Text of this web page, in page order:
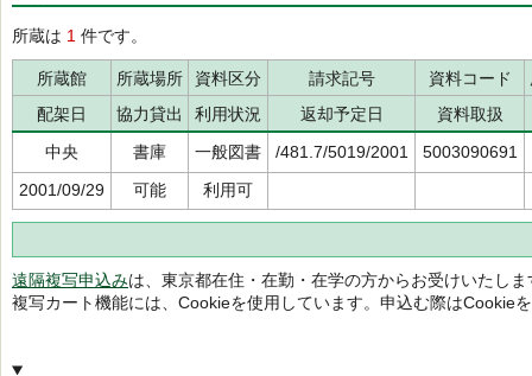
所蔵は 1 件です。
所蔵館 所蔵場所 資料区分 請求記号 資料コード
配架日
協力貸出 利用状況 返却予定日
資料取扱
中央
書庫 一般図書 /481.7/5019/2001
5003090691
2001/09/29
可能 利用可
遠隔複写申込みは、東京都在住・在勤・在学の方からお受けいたしま
複写カート機能には、Cookieを使用しています。申込む際はCookie